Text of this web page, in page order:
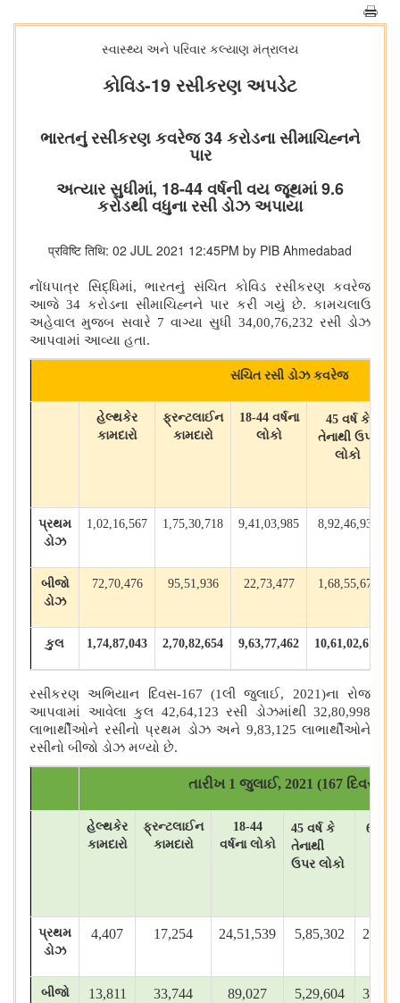
સ્વાસ્થ્ય અને પરિવાર કલ્યાણ મંત્રાલય
કોવિડ-19 રસીકરણ અપડેટ
ભારતનું રસીકરણ કવરેજ 34 કરોડના સીમાચિહ્નને
પાર
અત્યાર સુધીમાં, 18-44 વર્ષની વય જૂથમાં 9.6
કરોડથી વધુના રસી ડોઝ અપાયા
प्रविष्टि तिथि: 02 JUL 2021 12:45PM by PIB Ahmedabad
નોંધપાત્ર સિદ્ધિમાં, ભારતનું સંચિત કોવિડ
રસીકરણ કવરેજ
આજે 34 કરોડના સીમાચિહ્નને પાર કરી ગયું છે. કામચલાઉ
અહેવાલ મુજબ સવારે 7 વાગ્યા સુધી 34,00,76,232 રસી ડોઝ
આપવામાં આવ્યા હતા.
સંચિત રસી ડોઝ કવરેજ
હેલ્થકેર
કામદારો
ફ્રન્ટલાઈન
કામદારો
18-44 વર્ષના
લોકો
45 વર્ષ કે
તેનાથી ઉપર
લોકો
પ્રથમ
ડોઝ
1,02,16,567 1,75,30,718 9,41,03,985 8,92,46,934
બીજો
ડોઝ
72,70,476 95,51,936 22,73,477 1,68,55,676
કુલ 1,74,87,043 2,70,82,654 9,63,77,462 10,61,02,610
રસીકરણ અભિયાન દિવસ-167 (1લી જુલાઈ, 2021)ના રોજ
આપવામાં આવેલા કુલ 42,64,123 રસી ડોઝમાંથી 32,80,998
લાભાર્થીઓને રસીનો પ્રથમ ડોઝ અને 9,83,125 લાભાર્થીઓને
રસીનો બીજો ડોઝ મળ્યો છે.
તારીખ 1 જુલાઈ, 2021 (167 દિવસ)
હેલ્થકેર
કામદારો
ફ્રન્ટલાઈન
કામદારો
18-44
વર્ષના લોકો
45 વર્ષ કે
તેનાથી
ઉપર લોકો
60
પ્રથમ
ડોઝ
4,407 17,254 24,51,539 5,85,302
બીજો
13,811 33,744 89,027 5,29,604